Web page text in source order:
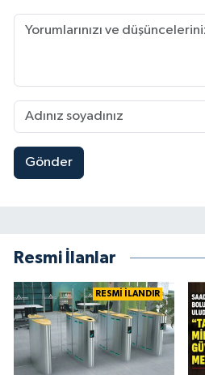
Gönder
Resmi İlanlar
RESMİ İLANDIR